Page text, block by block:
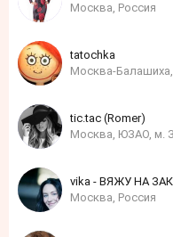
Москва, Россия
tatochka
Москва-
tic.tac (Romer)
Москва, ЮЗАО, м.
Москва, Россия